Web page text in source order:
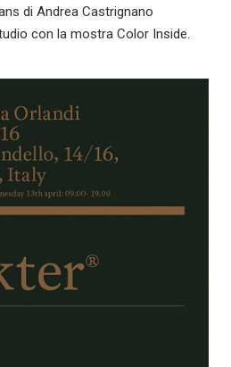
di Andrea Castrignano
con la mostra Color Inside.